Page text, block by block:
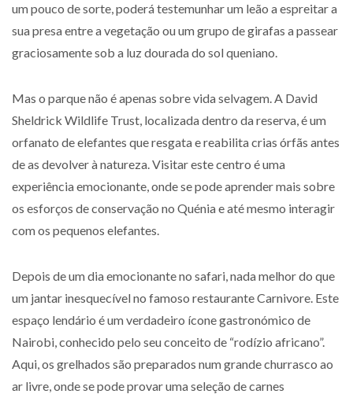
um pouco de sorte, poderá testemunhar um leão a espreitar a
sua presa entre a vegetação ou um grupo de girafas a passear
graciosamente sob a luz dourada do sol queniano.
Mas o parque não é apenas sobre vida selvagem. A David
Sheldrick Wildlife Trust, localizada dentro da reserva, é um
orfanato de elefantes que resgata e reabilita crias órfãs antes
de as devolver à natureza. Visitar este centro é uma
experiência emocionante, onde se pode aprender mais sobre
os esforços de conservação no Quénia e até mesmo interagir
com os pequenos elefantes.
Depois de um dia emocionante no safari, nada melhor do que
um jantar inesquecível no famoso restaurante Carnivore. Este
espaço lendário é um verdadeiro ícone gastronómico de
Nairobi, conhecido pelo seu conceito de “rodízio africano”.
Aqui, os grelhados são preparados num grande churrasco ao
ar livre, onde se pode provar uma seleção de carnes